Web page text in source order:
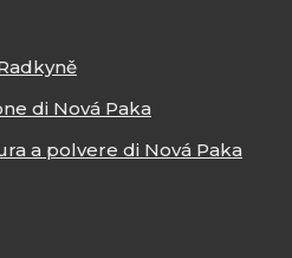
di Nová Paka
a polvere di Nová Paka